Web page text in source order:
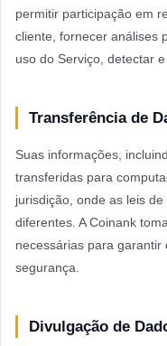
permitir participação em
cliente, fornecer análises
uso do Serviço, detectar
Transferência de
Suas informações,
transferidas para
jurisdição, onde as leis
diferentes. A Coinank
necessárias para
segurança.
Divulgação de